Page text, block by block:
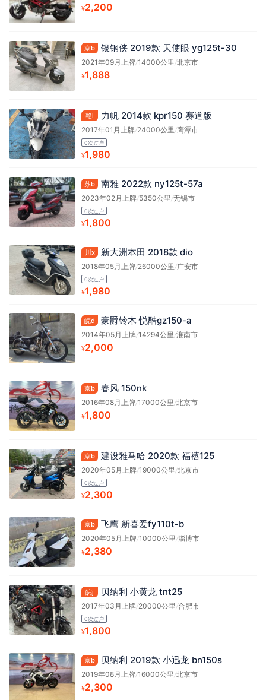
¥2,200
京b 银钢侠 2019款 天使眼 yg125t-30
2021年09月上牌/14000公里/北京市
¥1,888
赣l 力帆 2014款 kpr150 赛道版
2017年01月上牌/24000公里/鹰潭市
0次过户
¥1,980
苏b 南雅 2022款 ny125t-57a
2023年02月上牌/5350公里/无锡市
0次过户
¥1,800
川x 新大洲本田 2018款 dio
2018年05月上牌/26000公里/广安市
0次过户
¥1,980
皖d 豪爵铃木 悦酷gz150-a
2014年05月上牌/14294公里/淮南市
¥2,000
京b 春风 150nk
2016年08月上牌/17000公里/北京市
¥1,800
京b 建设雅马哈 2020款 福禧125
2020年05月上牌/19000公里/北京市
0次过户
¥2,300
京b 飞鹰 新喜爱fy110t-b
2020年05月上牌/10000公里 /淄博市
¥2,380
皖j 贝纳利 小黄龙 tnt25
2017年03月上牌/20000公里 /合肥市
0次过户
¥1,800
京b 贝纳利 2019款 小迅龙 bn150s
2019年08月上牌/16000公里 /北京市
¥2,300